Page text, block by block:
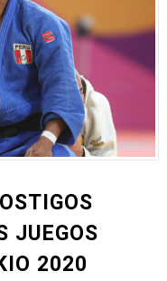
JUEGOS
2020